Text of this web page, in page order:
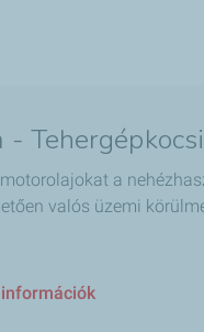
-
a
valós üzemi